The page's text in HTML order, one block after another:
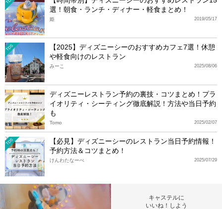
選！朝食・ランチ・ディナー・軽食まとめ！
2019/05/17
姫
TDS
【2025】ディズニーシーのおすすめカフェ7選！休憩
や軽食向けのレストラン
2025/08/06
みーこ
ディズニーレストラン予約の裏技・コツまとめ！プラ
イオリティ・シーティング徹底解説！方法や当日予約
も
2025/02/07
Tomo
TDS
【必見】ディズニーシーのレストラン当日予約情報！
予約方法＆コツまとめ！
2025/07/29
けんわたなーべ
キャステルに
いいね！しよう